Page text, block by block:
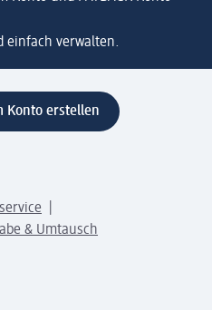
einfach verwalten.
Konto erstellen
& Umtausch